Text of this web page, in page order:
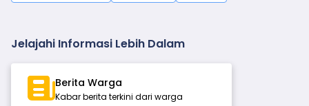
Jelajahi Informasi Lebih Dalam
Berita Warga
Kabar berita terkini dari warga